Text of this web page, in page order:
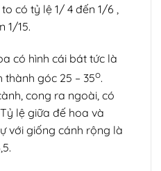
có tỷ lệ 1/ 4 đến 1/6 ,
1/15.
có hình cái bát tức là
góc 25 – 35o.
cong ra ngoài, có
lệ giữa đế hoa và
với giống cánh rộng là